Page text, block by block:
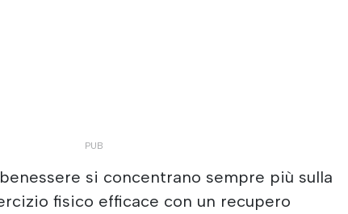
si concentrano sempre più sulla
fisico efficace con un recupero